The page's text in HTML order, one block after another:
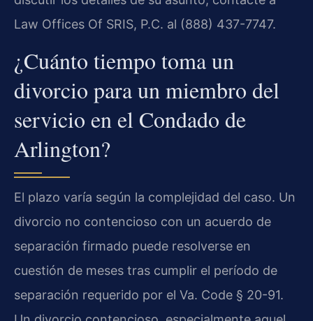
Law Offices Of SRIS, P.C. al (888) 437-7747.
¿Cuánto tiempo toma un
divorcio para un miembro del
servicio en el Condado de
Arlington?
El plazo varía según la complejidad del caso. Un
divorcio no contencioso con un acuerdo de
separación firmado puede resolverse en
cuestión de meses tras cumplir el período de
separación requerido por el Va. Code § 20-91.